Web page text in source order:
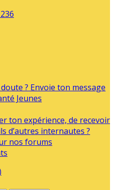
? Envoie ton message
Jeunes
ton expérience, de recevoir
d’autres internautes ?
nos forums